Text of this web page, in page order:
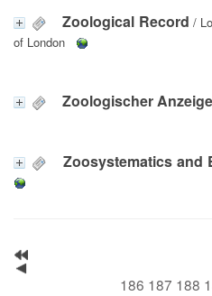
Zoological Record /
of London
Zoologischer
Zoosystematics and
186 187 188